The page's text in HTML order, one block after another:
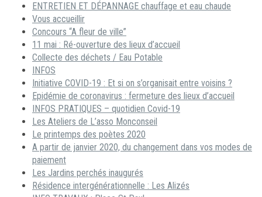
ENTRETIEN ET DÉPANNAGE chauffage et eau chaude
Vous accueillir
Concours “A fleur de ville”
11 mai : Ré-ouverture des lieux d’accueil
Collecte des déchets / Eau Potable
INFOS
Initiative COVID-19 : Et si on s’organisait entre voisins ?
Epidémie de coronavirus : fermeture des lieux d’accueil
INFOS PRATIQUES – quotidien Covid-19
Les Ateliers de L’asso Monconseil
Le printemps des poètes 2020
A partir de janvier 2020, du changement dans vos modes de
paiement
Les Jardins perchés inaugurés
Résidence intergénérationnelle : Les Alizés